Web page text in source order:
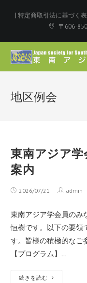
| 特定商取引法に基づく
〒606-
地区例会
東南アジア
案内
2026/07/21 admin
東南アジア学会員の
恒樹です。以下の要領
す。皆様の積極的なご
【プログラム】…
続きを読む